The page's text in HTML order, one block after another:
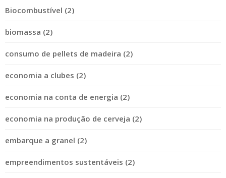
Biocombustível (2)
biomassa (2)
consumo de pellets de madeira (2)
economia a clubes (2)
economia na conta de energia (2)
economia na produção de cerveja (2)
embarque a granel (2)
empreendimentos sustentáveis (2)